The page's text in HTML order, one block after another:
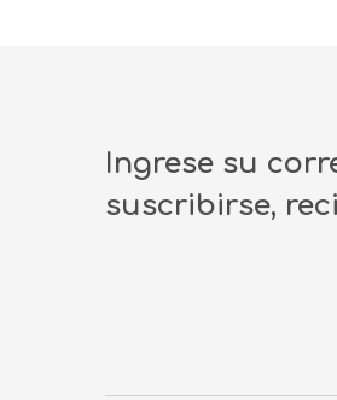
Ingrese su
suscribirse,